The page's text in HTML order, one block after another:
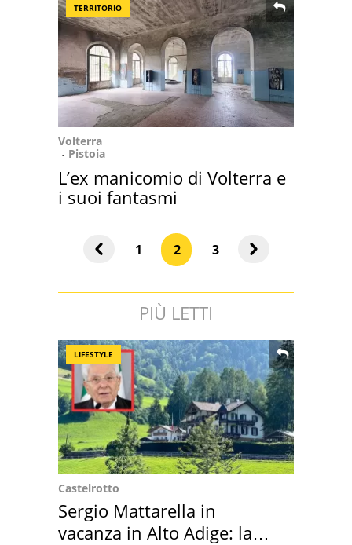
TERRITORIO
Volterra
Pistoia
L’ex manicomio di Volterra e
i suoi fantasmi
1 2 3
PIÙ LETTI
LIFESTYLE
Castelrotto
Sergio Mattarella in
vacanza in Alto Adige: la